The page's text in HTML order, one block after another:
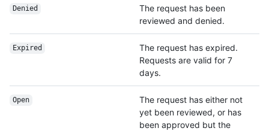
Denied
The request has been
reviewed and denied.
Expired
The request has expired.
Requests are valid for 7
days.
Open
The request has either not
yet been reviewed, or has
been approved but the